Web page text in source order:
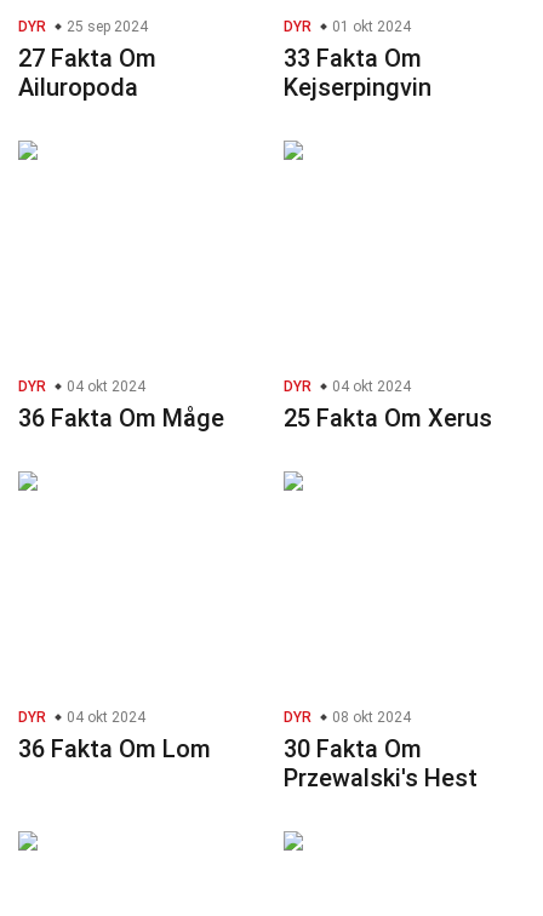
DYR 25 sep 2024
27 Fakta Om
Ailuropoda
DYR 01 okt 2024
33 Fakta Om
Kejserpingvin
DYR 04 okt 2024
36 Fakta Om Måge
DYR 04 okt 2024
25 Fakta Om Xerus
DYR 04 okt 2024
36 Fakta Om Lom
DYR 08 okt 2024
30 Fakta Om
Przewalski's Hest